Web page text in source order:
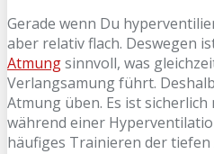
Gerade wenn Du
aber relativ flach. Deswegen
Atmungsinnvoll, was
Verlangsamung führt.
Atmung üben. Es ist sicherlich
während einer
häufiges Trainieren der